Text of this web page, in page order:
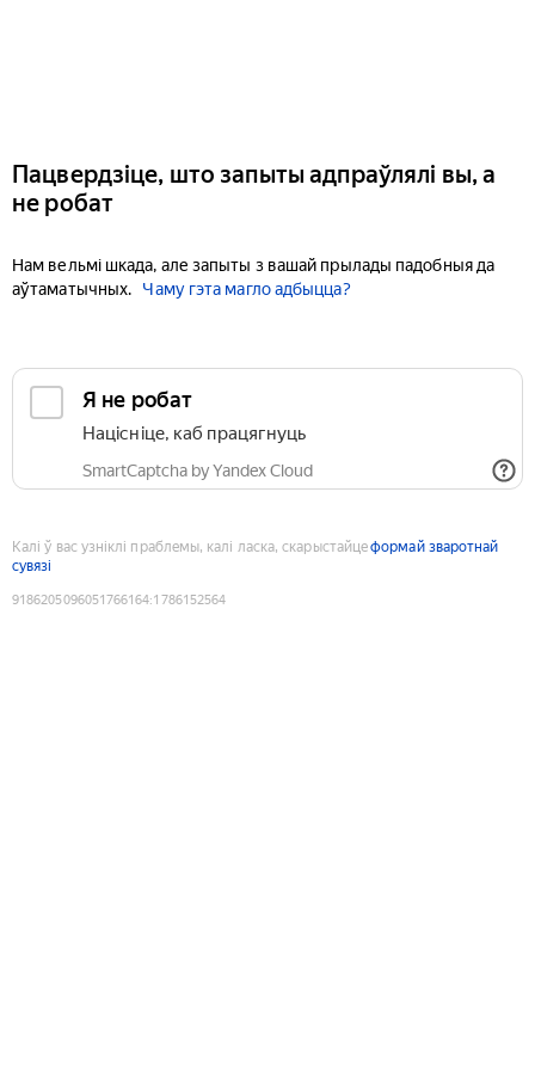
Пацвердзіце, што запыты адпраўлялі вы, а
не робат
Нам вельмі шкада, але запыты з вашай прылады падобныя да
аўтаматычных.
Чаму гэта магло адбыцца?
Я не робат
Націсніце, каб працягнуць
SmartCaptcha by Yandex Cloud
Калі ў вас узніклі праблемы, калі ласка, скарыстайцеформай зваротнай
сувязі
9186205096051766164:1786152564